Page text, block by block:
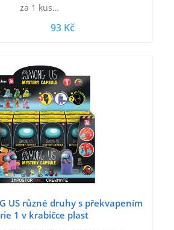
za 1 kus…
93 Kč
US různé druhy s překvapením
1 v krabičce plast